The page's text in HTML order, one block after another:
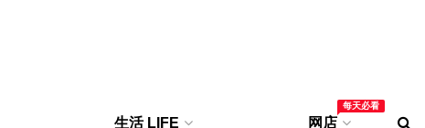
生活 LIFE 网店
每天必看